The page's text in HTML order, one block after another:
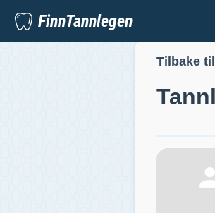
FinnTannlegen
Tilbake